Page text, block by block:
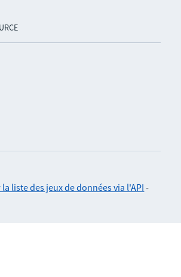
liste des jeux de données via l'API -